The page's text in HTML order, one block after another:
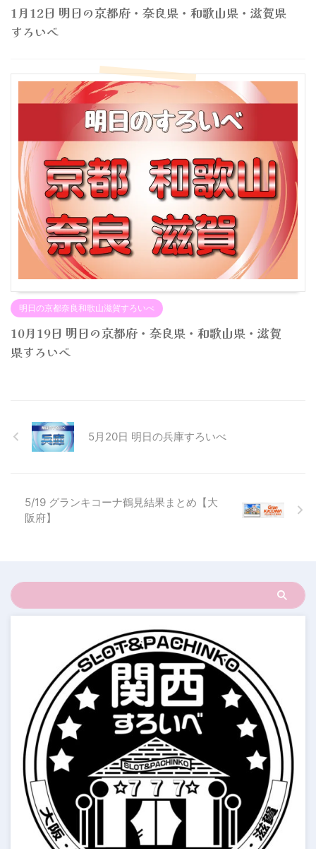
1月12日 明日の京都府・奈良県・和歌山県・滋賀県
すろいべ
明日の京都奈良和歌山滋賀すろいべ
10月19日 明日の京都府・奈良県・和歌山県・滋賀
県すろいべ
5月20日 明日の兵庫すろいべ
5/19 グランキコーナ鶴見結果まとめ【大
阪府】